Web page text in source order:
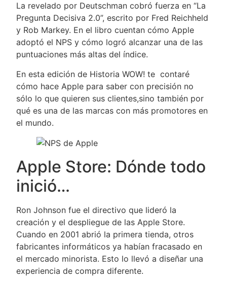
La revelado por Deutschman cobró fuerza en “La
Pregunta Decisiva 2.0”, escrito por Fred Reichheld
y Rob Markey. En el libro cuentan cómo Apple
adoptó el NPS y cómo logró alcanzar una de las
puntuaciones más altas del índice.
En esta edición de Historia WOW! te contaré
cómo hace Apple para saber con precisión no
sólo lo que quieren sus clientes,sino también por
qué es una de las marcas con más promotores en
el mundo.
Apple Store: Dónde todo
inició…
Ron Johnson fue el directivo que lideró la
creación y el despliegue de las Apple Store.
Cuando en 2001 abrió la primera tienda, otros
fabricantes informáticos ya habían fracasado en
el mercado minorista. Esto lo llevó a diseñar una
experiencia de compra diferente.